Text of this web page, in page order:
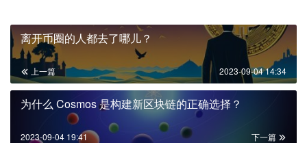
离开币圈的人都去了哪儿？
上一篇 2023-09-04 14:34
为什么 Cosmos 是构建新区块链的正确选择？
下一篇
2023-09-04 19:41